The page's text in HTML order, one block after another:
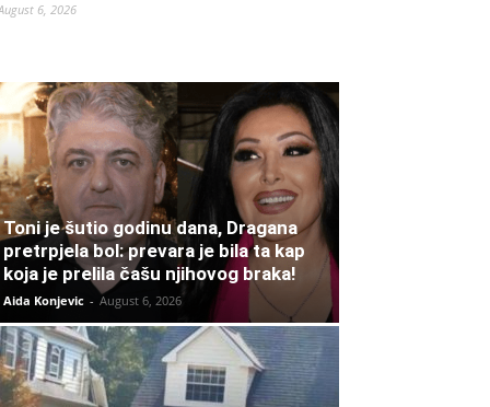
6, 2026
Toni je šutio godinu dana, Dragana
pretrpjela bol: prevara je bila ta kap
koja je prelila čašu njihovog braka!
Aida Konjevic - August 6, 2026